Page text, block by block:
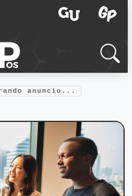
anuncio...